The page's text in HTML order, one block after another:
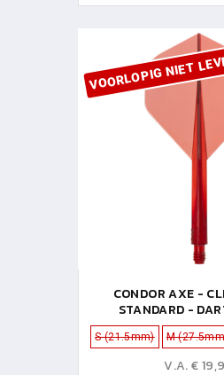
VOORLOPIG NIET
CONDOR AXE -
STANDARD -
S (21.5mm) M
V.A. €